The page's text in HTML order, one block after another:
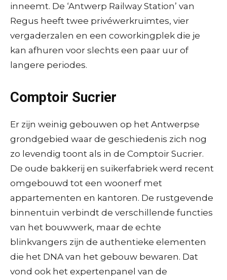
inneemt. De ‘Antwerp Railway Station’ van
Regus heeft twee privéwerkruimtes, vier
vergaderzalen en een coworkingplek die je
kan afhuren voor slechts een paar uur of
langere periodes.
Comptoir Sucrier
Er zijn weinig gebouwen op het Antwerpse
grondgebied waar de geschiedenis zich nog
zo levendig toont als in de Comptoir Sucrier.
De oude bakkerij en suikerfabriek werd recent
omgebouwd tot een woonerf met
appartementen en kantoren. De rustgevende
binnentuin verbindt de verschillende functies
van het bouwwerk, maar de echte
blinkvangers zijn de authentieke elementen
die het DNA van het gebouw bewaren. Dat
vond ook het expertenpanel van de